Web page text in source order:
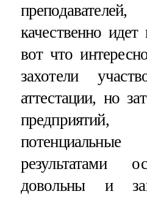
качественно идет
вот что
захотели
аттестации, но
потенциальные
результатами
довольны и